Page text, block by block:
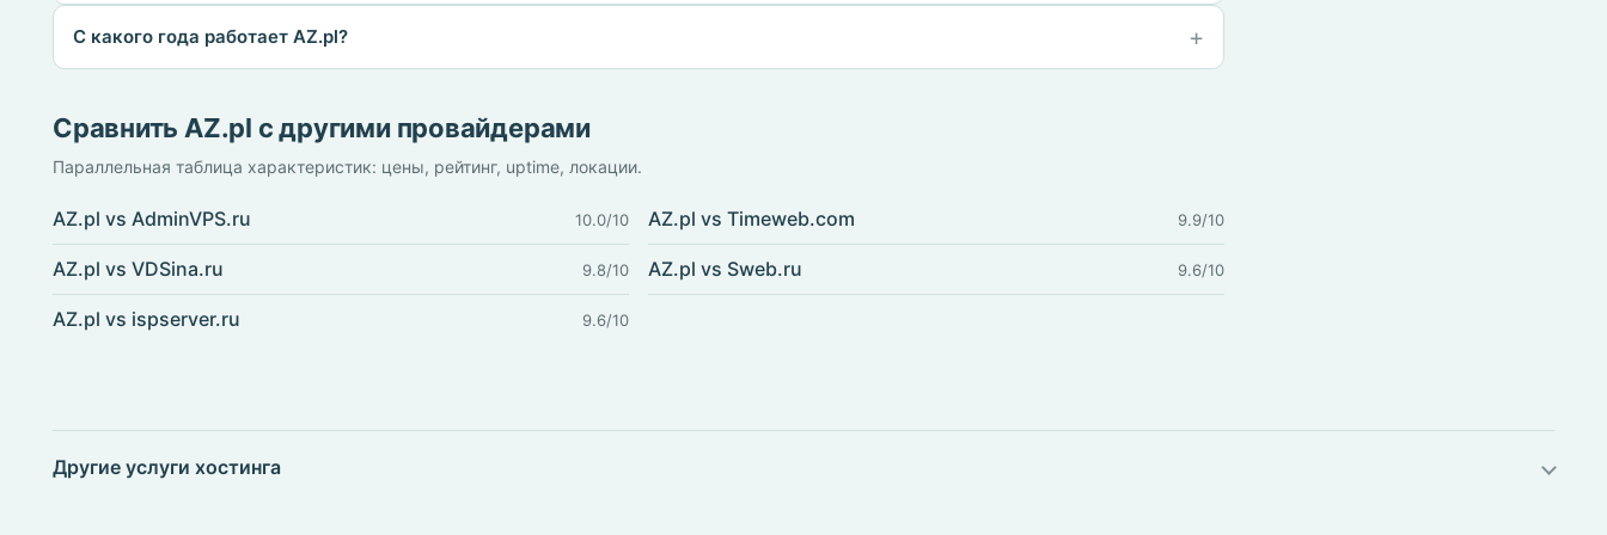
С какого года работает AZ.pl?
Сравнить AZ.pl с другими провайдерами
Параллельная таблица характеристик: цены, рейтинг, uptime, локации.
AZ.pl vs AdminVPS.ru 10.0/10 AZ.pl vs Timeweb.com 9.9/10
AZ.pl vs VDSina.ru 9.8/10 AZ.pl vs Sweb.ru 9.6/10
AZ.pl vs ispserver.ru 9.6/10
Другие услуги хостинга